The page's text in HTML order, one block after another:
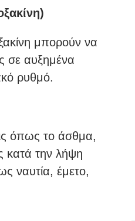
μπορούν να
σε αυξημένα
ρυθμό.
όπως το άσθμα,
κατά την λήψη
ναυτία, έμετο,